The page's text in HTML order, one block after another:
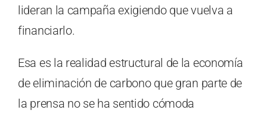
lideran la campaña exigiendo que vuelva a
financiarlo.
Esa es la realidad estructural de la economía
de eliminación de carbono que gran parte de
la prensa no se ha sentido cómoda